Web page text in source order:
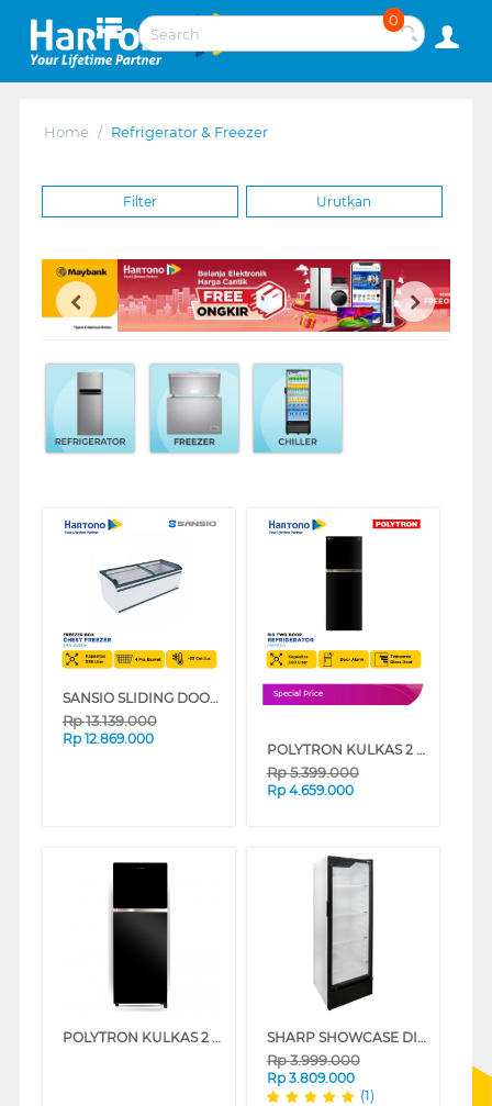
0
Home / Refrigerator & Freezer
Filter Urutkan
SANSIO SLIDING DOOR ISLAND CHEST FREEZER 558 L SAN-558SIF
Rp13.139.000
Rp 12.869.000
Special Price
POLYTRON KULKAS 2 PINTU BESAR BIG 2 DOOR REFRIGERATOR BELLEZA PRM431X
Rp5.399.000
Rp 4.659.000
POLYTRON KULKAS 2 PINTU KECIL SMALL 2 DOOR REFRIGERATOR PRW23MNX SHARP SHOWCASE DISPLAY COOLER SCH250FS
Rp3.999.000
Rp 3.809.000
(1)